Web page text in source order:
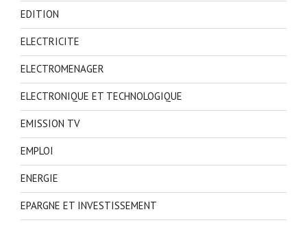
EDITION
ELECTRICITE
ELECTROMENAGER
ELECTRONIQUE ET TECHNOLOGIQUE
EMISSION TV
EMPLOI
ENERGIE
EPARGNE ET INVESTISSEMENT